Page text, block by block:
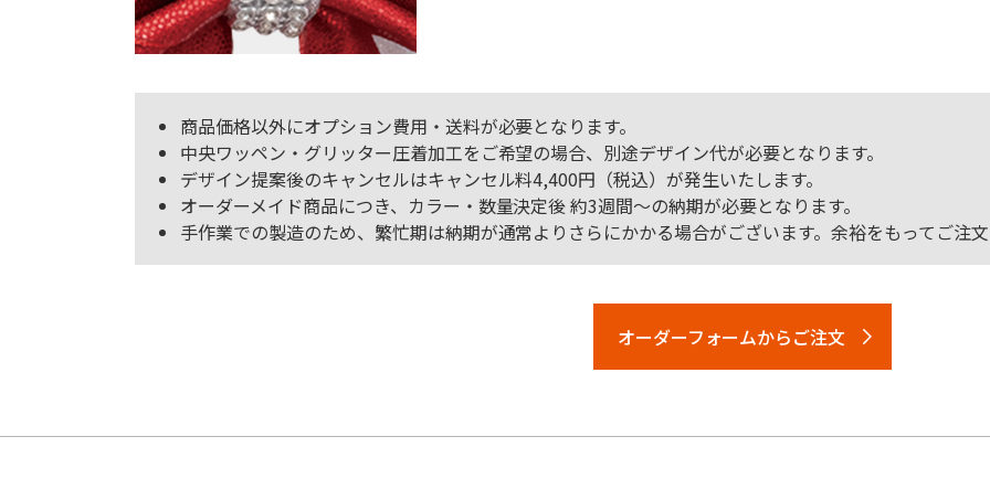
商品価格以外にオプション費用・送料が必要となります。
中央ワッペン・グリッター圧着加工をご希望の場合、別途デザイン代が必要となります。
デザイン提案後のキャンセルはキャンセル料4,400円（税込）が発生いたします。
オーダーメイド商品につき、カラー・数量決定後 約3週間～の納期が必要となります。
手作業での製造のため、繁忙期は納期が通常よりさらにかかる場合がございます。余裕をもってご注文
オーダーフォームからご注文